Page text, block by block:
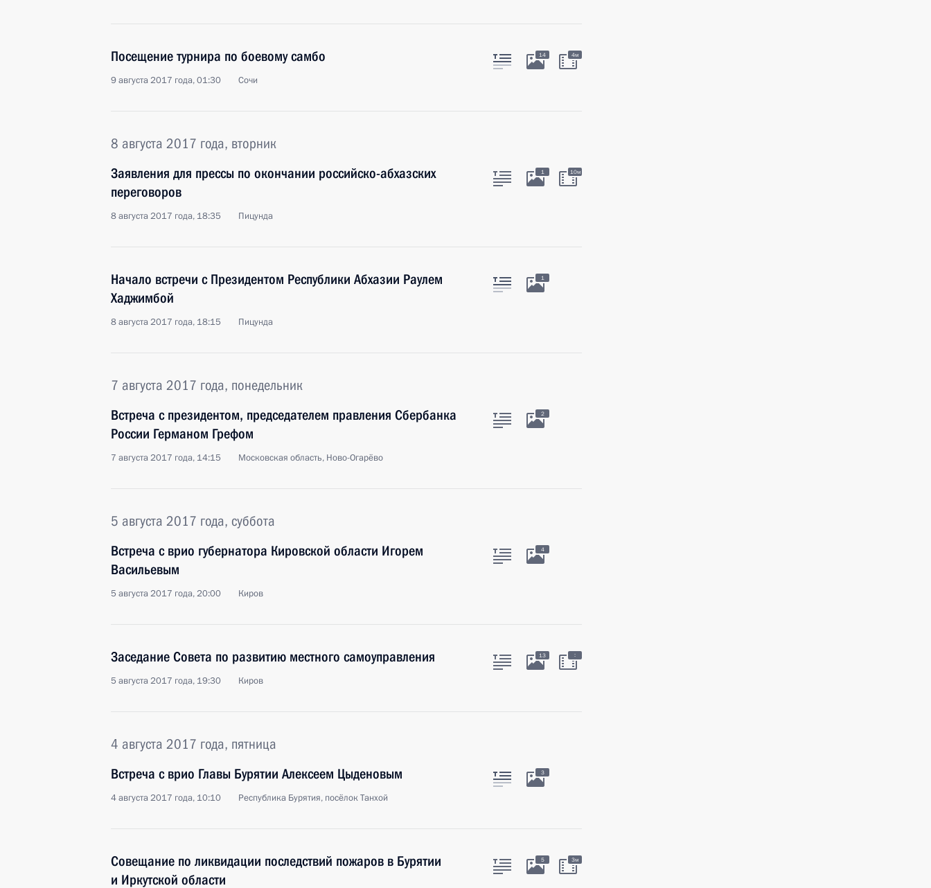
Посещение турнира по боевому самбо
9 августа 2017 года, 01:30 Сочи
14 4м
8 августа 2017 года, вторник
Заявления для прессы по окончании российско-абхазских
переговоров
8 августа 2017 года, 18:35 Пицунда
1 10м
Начало встречи с Президентом Республики Абхазии Раулем
Хаджимбой
8 августа 2017 года, 18:15 Пицунда
1
7 августа 2017 года, понедельник
Встреча с президентом, председателем правления Сбербанка
России Германом Грефом
7 августа 2017 года, 14:15 Московская область, Ново-Огарёво
2
5 августа 2017 года, суббота
Встреча с врио губернатора Кировской области Игорем
Васильевым
5 августа 2017 года, 20:00 Киров
4
Заседание Совета по развитию местного самоуправления
5 августа 2017 года, 19:30 Киров
13 :
4 августа 2017 года, пятница
Встреча с врио Главы Бурятии Алексеем Цыденовым
4 августа 2017 года, 10:10 Республика Бурятия, посёлок Танхой
3
Совещание по ликвидации последствий пожаров в Бурятии
и Иркутской области
5 3м